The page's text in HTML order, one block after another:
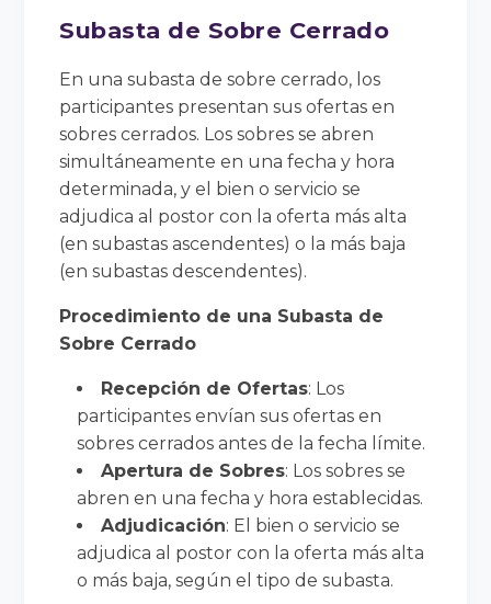
Subasta de Sobre Cerrado
En una subasta de sobre cerrado, los
participantes presentan sus ofertas en
sobres cerrados. Los sobres se abren
simultáneamente en una fecha y hora
determinada, y el bien o servicio se
adjudica al postor con la oferta más alta
(en subastas ascendentes) o la más baja
(en subastas descendentes).
Procedimiento de una Subasta de
Sobre Cerrado
Recepción de Ofertas: Los
participantes envían sus ofertas en
sobres cerrados antes de la fecha límite.
Apertura de Sobres: Los sobres se
abren en una fecha y hora establecidas.
Adjudicación: El bien o servicio se
adjudica al postor con la oferta más alta
o más baja, según el tipo de subasta.